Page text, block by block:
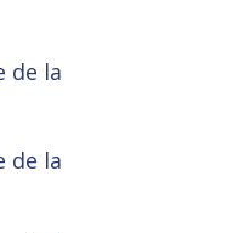
de la
de la